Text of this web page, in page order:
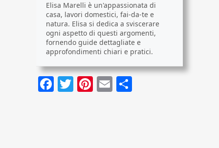
Elisa Marelli è un'appassionata di
casa, lavori domestici, fai-da-te e
natura. Elisa si dedica a sviscerare
ogni aspetto di questi argomenti,
fornendo guide dettagliate e
approfondimenti chiari e pratici.
Facebook
TwitterPinterest
Email